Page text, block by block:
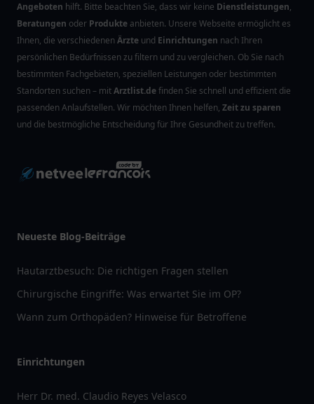
Angeboten hilft. Bitte beachten Sie, dass wir keine Dienstleistungen,
Beratungen oder Produkte anbieten. Unsere Webseite ermöglicht es
Ihnen, die verschiedenenÄrzte und Einrichtungen nach Ihren
persönlichen Bedürfnissen zu filtern und zu vergleichen. Ob Sie nach
bestimmten Fachgebieten, speziellen Leistungen oder bestimmten
Standorten suchen – mitArztlist.definden Sie schnell und effizient die
passenden Anlaufstellen. Wir möchten Ihnen helfen, Zeit zu sparen
und die bestmögliche Entscheidung für Ihre Gesundheit zu treffen.
Neueste Blog-Beiträge
Hautarztbesuch: Die richtigen Fragen stellen
Chirurgische Eingriffe: Was erwartet Sie im OP?
Wann zum Orthopäden? Hinweise für Betroffene
Einrichtungen
Herr Dr. med. Claudio Reyes Velasco